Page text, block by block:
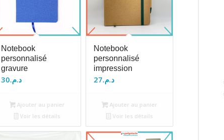
Notebook
personnalisé
gravure
د.م.30
Ajouter au panier
Voir les détails
Notebook
personnalisé
impression
د.م.27
Ajouter au panier
Voir les détails